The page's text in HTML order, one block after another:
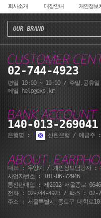
회사소개 매장안내 개인정보
OUR BRAND
02-744-4923
평일 10:00 ~ 19:00 / 주말,공휴
메일 help@exs.kr
140-013-269041
은행명 : 신한은행 / 예금주 :
대표 : 우양기 / 개인정보담당자 :
사업자번호 : 101-86-72946
통신판매업 : 제2012-서울종로-
전화 :02-744-4923/ 팩스 : 02-
주소 : 서울특별시 종로구 대학로